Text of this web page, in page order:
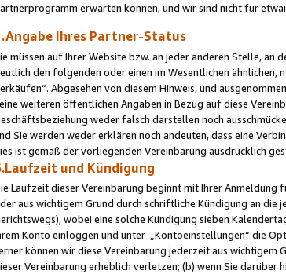
erwarten können, und wir sind nicht für
Ihres Partner-Status
müssen auf Ihrer Website bzw. an jeder anderen Stelle,
den folgenden oder einen im Wesentlichen ähnlichen,
Abgesehen von diesem Hinweis, und
weiteren öffentlichen Angaben in Bezug auf diese
weder falsch darstellen noch
Sie werden weder erklären noch andeuten, dass eine
ist gemäß der vorliegenden Vereinbarung ausdrücklich
und Kündigung
Laufzeit dieser Vereinbarung beginnt mit Ihrer Anmeldung
aus wichtigem Grund durch schriftliche Kündigung an die
wobei eine solche Kündigung sieben
Konto einloggen und unter „Kontoeinstellungen“ die
können wir diese Vereinbarung jederzeit aus wichtigem
Vereinbarung erheblich verletzen; (b) wenn Sie